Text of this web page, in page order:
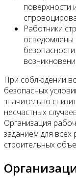
поверхности
Работники
При соблюдении
безопасных
значительно
несчастных
Организация
заданием для всех
строительных